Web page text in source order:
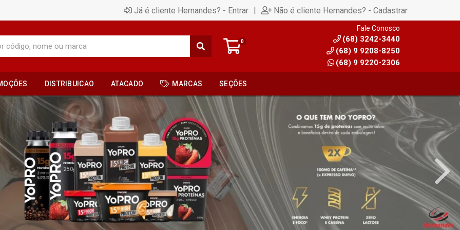
Já é cliente Hernandes? - Entrar | Não é cliente Hernandes? - Cadastrar
0
Fale Conosco
(68) 3242-3440
(68) 9 9208-8250
(68) 9 9220-2306
DISTRIBUICAO ATACADO MARCAS SEÇÕES